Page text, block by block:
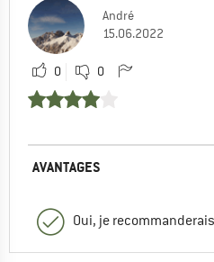
André
15.06.2022
0 0
AVANTAGES
Oui, je